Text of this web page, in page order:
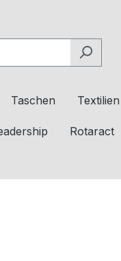
Taschen Textilien
Rotaract